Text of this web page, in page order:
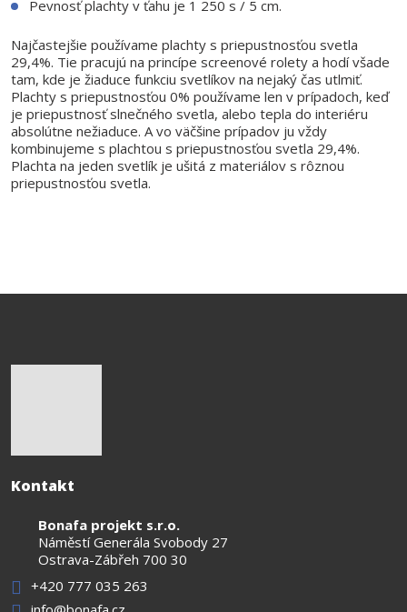
Pevnosť plachty v ťahu je 1 250 s / 5 cm.
Najčastejšie používame plachty s priepustnosťou svetla
29,4%. Tie pracujú na princípe screenové rolety a hodí všade
tam, kde je žiaduce funkciu svetlíkov na nejaký čas utlmiť.
Plachty s priepustnosťou 0% používame len v prípadoch, keď
je priepustnosť slnečného svetla, alebo tepla do interiéru
absolútne nežiaduce. A vo väčšine prípadov ju vždy
kombinujeme s plachtou s priepustnosťou svetla 29,4%.
Plachta na jeden svetlík je ušitá z materiálov s rôznou
priepustnosťou svetla.
Kontakt
Bonafa projekt s.r.o.
Náměstí Generála Svobody 27
Ostrava-Zábřeh 700 30
+420 777 035 263